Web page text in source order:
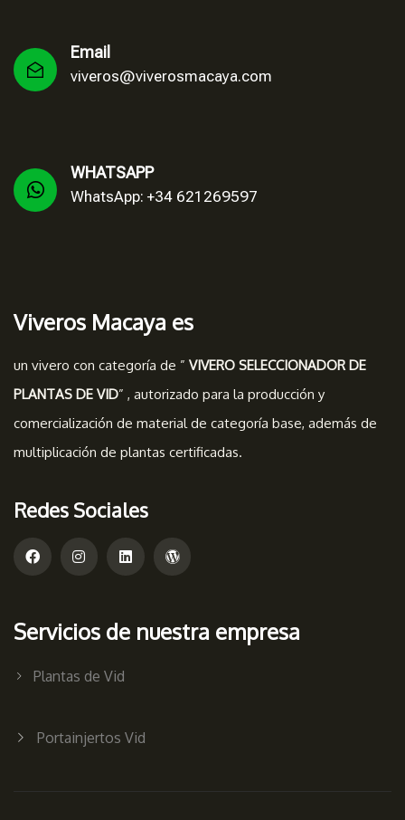
Email
viveros@viverosmacaya.com
WHATSAPP
WhatsApp: +34 621269597
Viveros Macaya es
un vivero con categoría de ” VIVERO SELECCIONADOR DE
PLANTAS DE VID” , autorizado para la producción y
comercialización de material de categoría base, además de
multiplicación de plantas certificadas.
Redes Sociales
Servicios de nuestra empresa
Plantas de Vid
Portainjertos Vid